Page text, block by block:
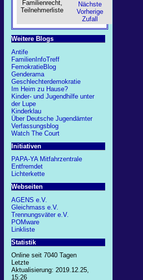
Nächste
Vorherige
Zufall
Weitere Blogs
Antife
FamilienInfoTreff
FemokratieBlog
Genderama
Geschlechterdemokratie
Im Heim zu Hause?
Kinder- und Jugendhilfe unter
der Lupe
Kinderklau
Über Deutsche Jugendämter
Verfassungsblog
Watch The Court
Initiativen
PAPA-YA Mitfahrzentrale
Entfremdet
Lichterkette
Webseiten
AGENS e.V.
Gleichmass e.V.
Trennungsväter e.V.
POMware
Linkliste
Statistik
Online seit 7040 Tagen
Letzte
Aktualisierung: 2019.12.25,
15:26